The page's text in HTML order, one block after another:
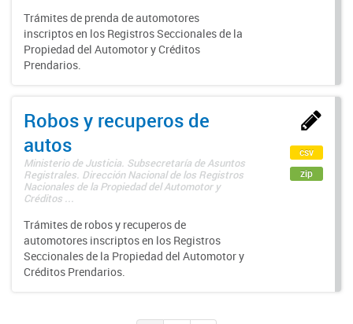
Trámites de prenda de automotores
inscriptos en los Registros Seccionales de la
Propiedad del Automotor y Créditos
Prendarios.
Robos y recuperos de
autos
Ministerio de Justicia. Subsecretaría de Asuntos
Registrales. Dirección Nacional de los Registros
Nacionales de la Propiedad del Automotor y
Créditos ...
Trámites de robos y recuperos de
automotores inscriptos en los Registros
Seccionales de la Propiedad del Automotor y
Créditos Prendarios.
csv
zip